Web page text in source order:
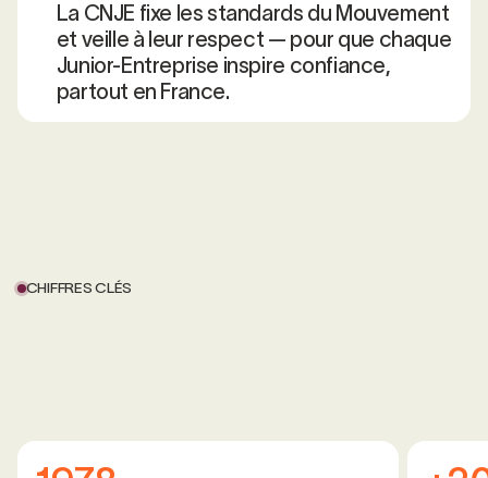
La CNJE fixe les standards du Mouvement
et veille à leur respect — pour que chaque
Junior-Entreprise inspire confiance,
partout en France.
CHIFFRES CLÉS